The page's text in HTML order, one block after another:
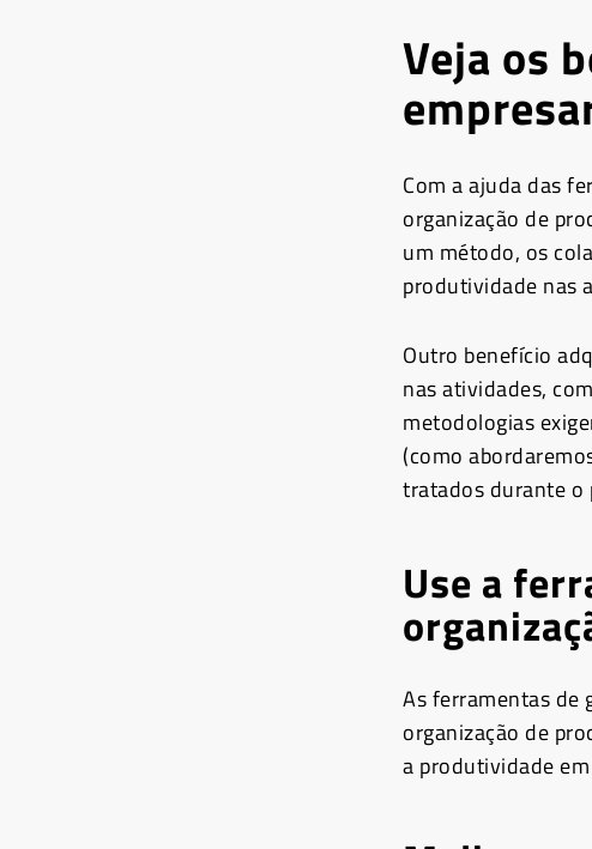
Veja os
Com a ajuda das
organização de
um método, os
produtividade nas
Outro benefício
nas atividades,
metodologias
(como
tratados durante o
Use a
As ferramentas de
organização de
a produtividade